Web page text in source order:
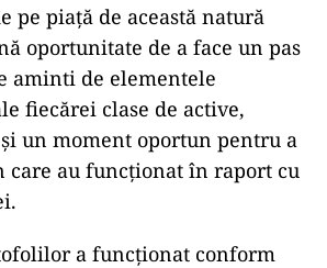
pe piață de această natură
oportunitate de a face un pas
aminti de elementele
fiecărei clase de active,
un moment oportun pentru a
care au funcționat în raport cu
a funcționat conform